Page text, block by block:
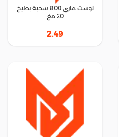
لوست ماري 800 سحبة بطيخ
20 مغ
2.49